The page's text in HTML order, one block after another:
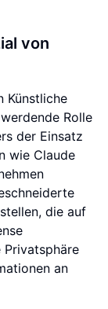
von
Künstliche
Rolle
der Einsatz
wie Claude
die auf
an